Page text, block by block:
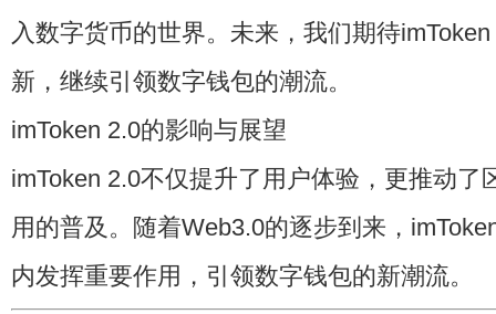
入数字货币的世界。未来，我们期待
新，继续引领数字钱包的潮流。
imToken 2.0的影响与展望
imToken 2.0不仅提升了用户体验，更推动了
用的普及。随着Web3.0的逐步到来，
内发挥重要作用，引领数字钱包的新潮流。